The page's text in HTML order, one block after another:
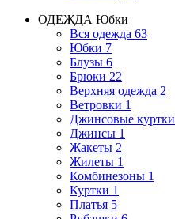
ОДЕЖДА Юбки
Вся одежда 63
Юбки 7
Блузы 6
Брюки 22
Верхняя одежда 2
Ветровки 1
Джинсовые куртки
Джинсы 1
Жакеты 2
Жилеты 1
Комбинезоны 1
Куртки 1
Платья 5